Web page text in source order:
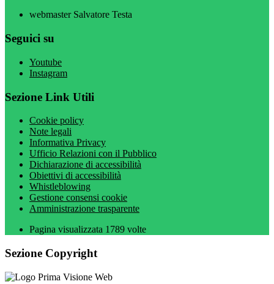
webmaster Salvatore Testa
Seguici su
Youtube
Instagram
Sezione Link Utili
Cookie policy
Note legali
Informativa Privacy
Ufficio Relazioni con il Pubblico
Dichiarazione di accessibilità
Obiettivi di accessibilità
Whistleblowing
Gestione consensi cookie
Amministrazione trasparente
Pagina visualizzata 1789 volte
Sezione Copyright